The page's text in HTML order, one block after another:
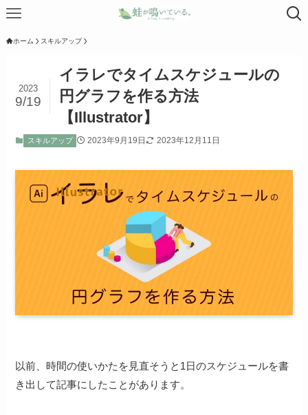
ホーム スキルアップ
イラレでタイムスケジュールの
円グラフを作る方法
【Illustrator】
2023
9/19
スキルアップ 2023年9月19日 2023年12月11日
以前、時間の使いかたを見直そうと1日のスケジュールを書
き出して記事にしたことがあります。